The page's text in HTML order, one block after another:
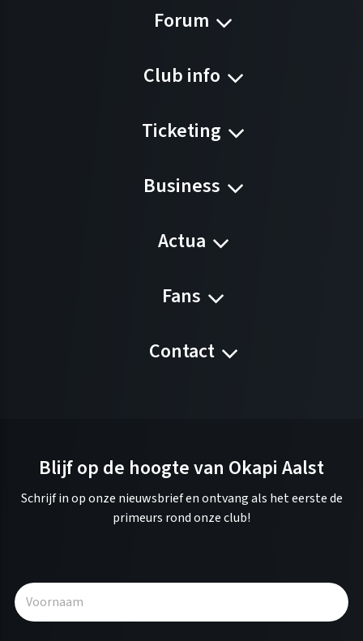
Forum
Club info
Ticketing
Business
Actua
Fans
Contact
Blijf op de hoogte van Okapi Aalst
Schrijf in op onze nieuwsbrief en ontvang als het eerste de
primeurs rond onze club!
l